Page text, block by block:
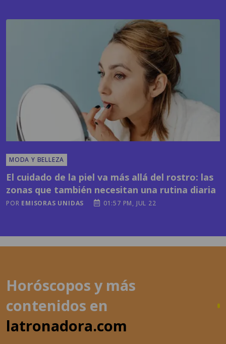
MODA Y BELLEZA
El cuidado de la piel va más allá del rostro: las
zonas que también necesitan una rutina diaria
POR EMISORAS UNIDAS 01:57 PM, JUL 22
Horóscopos y más
contenidos en
latronadora.com